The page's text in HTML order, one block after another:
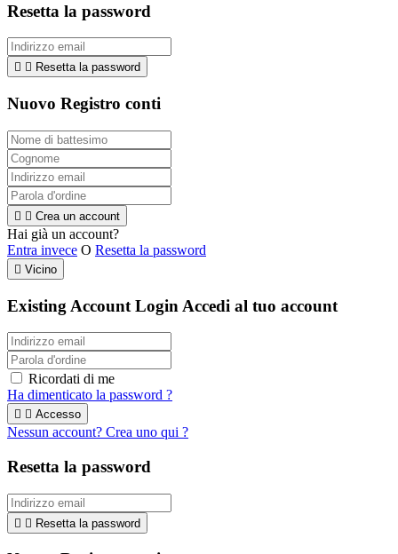
Resetta la password
  Resetta la password
Nuovo Registro conti
  Crea un account
Hai già un account?
Entra invece O Resetta la password
 Vicino
Existing Account Login Accedi al tuo account
Ricordati di me
Ha dimenticato la password ?
  Accesso
Nessun account? Crea uno qui ?
Resetta la password
  Resetta la password